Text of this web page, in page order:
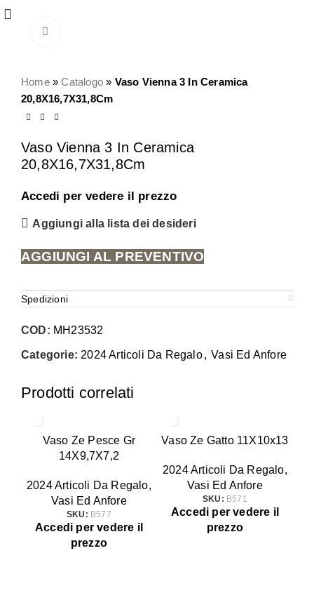
Home»Catalogo » Vaso Vienna 3 In Ceramica
20,8X16,7X31,8Cm
Vaso Vienna 3 In Ceramica
20,8X16,7X31,8Cm
Accedi per vedere il prezzo
Aggiungi alla lista dei desideri
AGGIUNGI AL PREVENTIVO
Spedizioni
COD: MH23532
Categorie: 2024 Articoli Da Regalo, Vasi Ed Anfore
Prodotti correlati
Vaso Ze Pesce Gr
14X9,7X7,2
2024 Articoli Da Regalo,
Vasi Ed Anfore
SKU: B577
Accedi per vedere il
prezzo
Vaso Ze Gatto 11X10x13
2024 Articoli Da Regalo,
Vasi Ed Anfore
SKU: B571
Accedi per vedere il
prezzo